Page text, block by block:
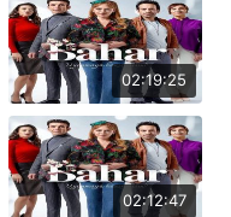
02:19:25
02:12:47